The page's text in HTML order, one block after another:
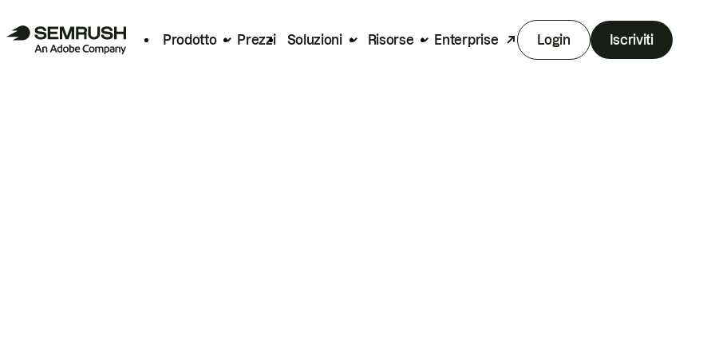
Prodotto Prezzi Soluzioni Risorse Enterprise Login Iscriviti